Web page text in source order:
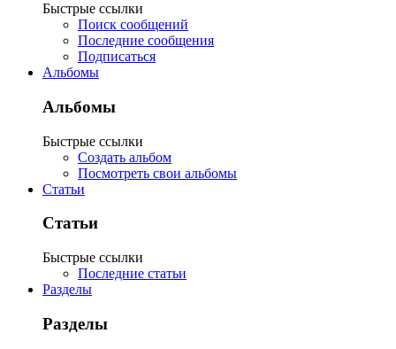
Быстрые ссылки
Поиск сообщений
Последние сообщения
Подписаться
Альбомы
Альбомы
Быстрые ссылки
Создать альбом
Посмотреть свои альбомы
Статьи
Статьи
Быстрые ссылки
Последние статьи
Разделы
Разделы